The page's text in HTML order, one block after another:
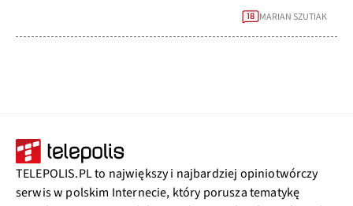
18 MARIAN SZUTIAK
TELEPOLIS.PL to największy i najbardziej opiniotwórczy
serwis w polskim Internecie, który porusza tematykę